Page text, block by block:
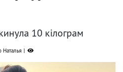
10 кілограм
Наталья